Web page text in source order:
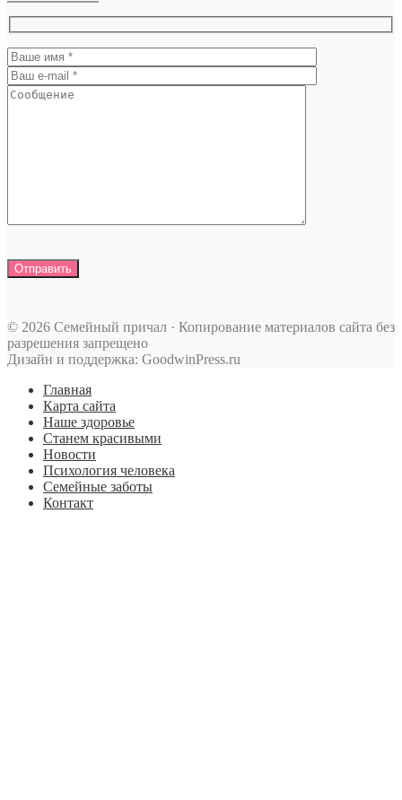
© 2026 Семейный причал · Копирование материалов сайта без
разрешения запрещено
Дизайн и поддержка: GoodwinPress.ru
Главная
Карта сайта
Наше здоровье
Станем красивыми
Новости
Психология человека
Семейные заботы
Контакт